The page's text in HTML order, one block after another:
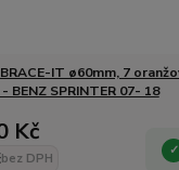
IT ø60mm, 7
- BENZ SPRINTER 07- 18
Kč
bez DPH